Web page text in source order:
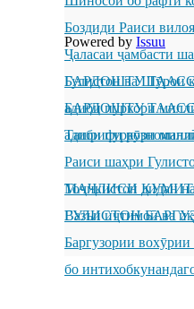
Боздиди Раиси
Ҷаласаи ҷамбасти
Гулистон ва Шӯрои
БАРДОШТУ
адиби пуркори
БАРДОШТУ
адиби пуркори
Ташрифи
Раиси шаҳри
Тоҷикистон дидан
МАҶЛИСИ
ГУЛИСТОН
Вазъи иҷтимоӣ ва
Баргузории
бо
Powered by Issuu